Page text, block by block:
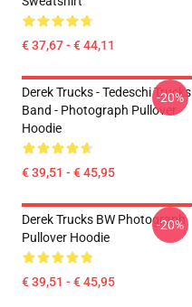
€ 37,67 - € 44,11
Derek Trucks - Tedeschi Trucks
Band - Photograph Pullover
Hoodie
€ 39,51 - € 45,95
-20%
Derek Trucks BW Photograph
Pullover Hoodie
€ 39,51 - € 45,95
-20%